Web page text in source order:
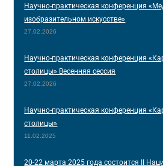
Научно-практическая конференция
изобразительном искусстве»
27.02.2026
Научно-практическая конференция
столицы» Весенняя сессия
27.02.2026
Научно-практическая конференция
столицы»
11.02.2025
20-22 марта 2025 года состоится II